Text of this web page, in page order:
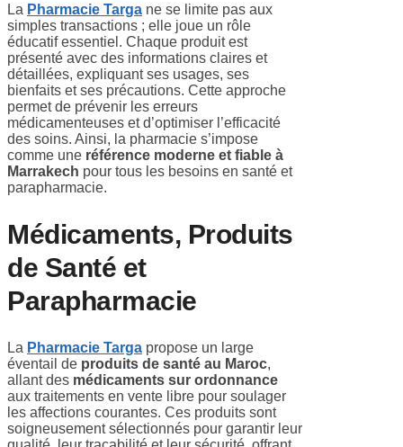
La Pharmacie Targa ne se limite pas aux
simples transactions ; elle joue un rôle
éducatif essentiel. Chaque produit est
présenté avec des informations claires et
détaillées, expliquant ses usages, ses
bienfaits et ses précautions. Cette approche
permet de prévenir les erreurs
médicamenteuses et d’optimiser l’efficacité
des soins. Ainsi, la pharmacie s’impose
comme une référence moderne et fiable à
Marrakech pour tous les besoins en santé et
parapharmacie.
Médicaments, Produits
de Santé et
Parapharmacie
La Pharmacie Targa propose un large
éventail de produits de santé au Maroc,
allant des médicaments sur ordonnance
aux traitements en vente libre pour soulager
les affections courantes. Ces produits sont
soigneusement sélectionnés pour garantir leur